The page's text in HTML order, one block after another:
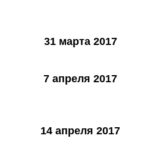
31 марта 2017
7 апреля 2017
14 апреля 2017